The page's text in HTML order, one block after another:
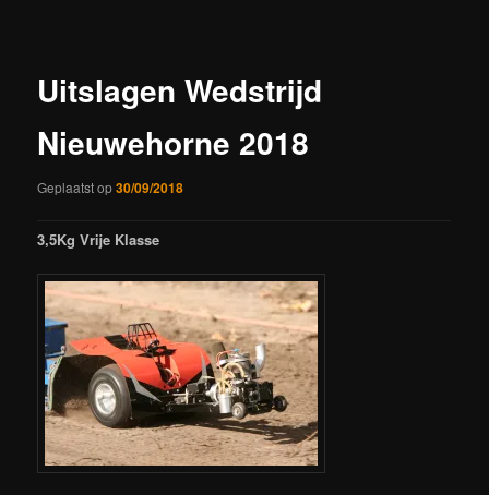
Uitslagen Wedstrijd
Nieuwehorne 2018
Geplaatst op30/09/2018
3,5Kg Vrije Klasse